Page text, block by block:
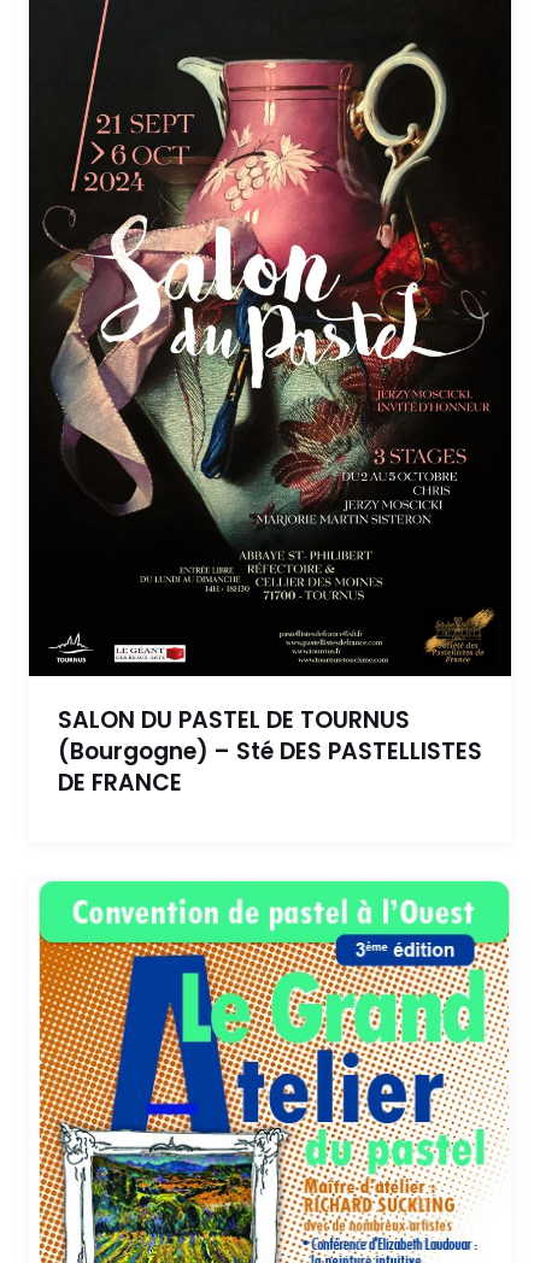
SALON DU PASTEL DE TOURNUS
(Bourgogne) – Sté DES PASTELLISTES
DE FRANCE